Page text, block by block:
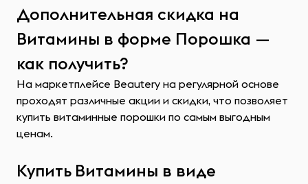
Дополнительная скидка на
Витамины в форме Порошка —
как получить?
На маркетплейсе Beautery на регулярной основе
проходят различные акции и скидки, что позволяет
купить витаминные порошки по самым выгодным
ценам.
Купить Витамины в виде